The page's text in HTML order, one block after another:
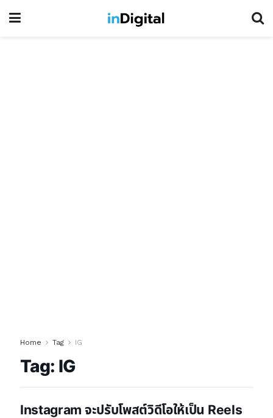
Home Tag IG
Tag: IG
Instagram จะปรับโพสต์วิดีโอให้เป็น Reels